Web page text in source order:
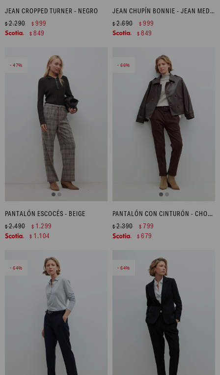
JEAN CROPPED TURNER - NEGRO
$2.290 $ 999
$ 849
JEAN CHUPÍN BONNIE - JEAN MEDIO
$2.690 $ 999
$ 849
47
PANTALÓN ESCOCÉS - BEIGE
$2.490 $ 1.299
$ 1.104
66
PANTALÓN CON CINTURÓN - CHOCOLATE
$2.390 $ 799
$ 679
64 64